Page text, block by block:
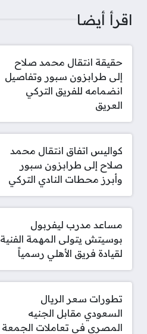
اقرأ أيضا
حقيقة انتقال محمد صلاح
إلى طرابزون سبور وتفاصيل
انضمامه للفريق التركي
العريق
كواليس اتفاق انتقال محمد
صلاح إلى طرابزون سبور
وأبرز محطات النادي التركي
مساعد مدرب ليفربول
بوسيتش يتولى المهمة الفنية
لقيادة فريق الأهلي رسمياً
تطورات سعر الريال
السعودي مقابل الجنيه
المصري في تعاملات الجمعة